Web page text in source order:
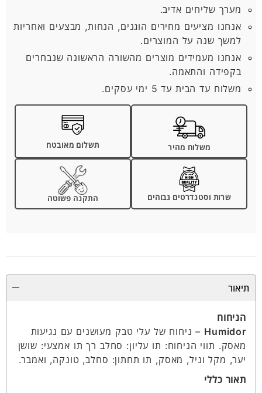
מערך שליחים אדיב.
אנחנו מציעים מחירים הוגנים, הנחות, מבצעים ואחריות
למשך שנה על המוצרים.
אנחנו מעמידים מוצרים מהשורה הראשונה שנבחרים
בקפידה והתאמה.
משלוח עד הבית עד 5 ימי עסקים.
משלוח מהיר תשלום מאובטח
שרות וסטנדרטים גבוהים התקנה פשוטה
תיאור
הניחוח
Humidor – ניחוח של עלי טבק מעושנים עם נגיעות
מאסק. תווי הניחוח: תו עליון: סחלב רך תו אמצעי: שושן
יער, מקל וניל, מאסק, תו תחתון: סחלב, טונקה, ואמבר.
תאור כללי